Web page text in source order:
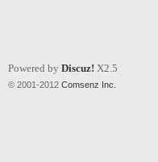
Powered by Discuz! X2.5
© 2001-2012 Comsenz Inc.